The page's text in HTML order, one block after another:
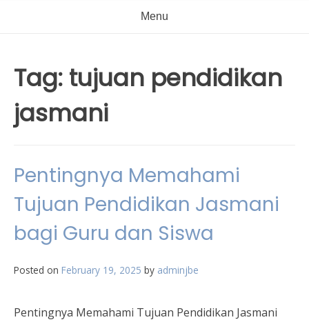
Menu
Tag: tujuan pendidikan
jasmani
Pentingnya Memahami
Tujuan Pendidikan Jasmani
bagi Guru dan Siswa
Posted on February 19, 2025 by adminjbe
Pentingnya Memahami Tujuan Pendidikan Jasmani